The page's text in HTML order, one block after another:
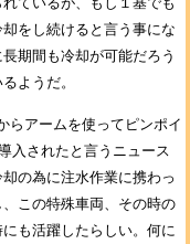
をし続けると言う事にな
期間も冷却が可能だろう
ようだ。
らアームを使ってピンポイ
入されたと言うニュース
の為に注水作業に携わっ
この特殊車両、その時の
も活躍したらしい。何に